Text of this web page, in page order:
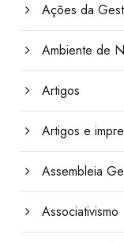
Ações da
Ambiente de
Artigos
Artigos e
Assembleia
Associativismo